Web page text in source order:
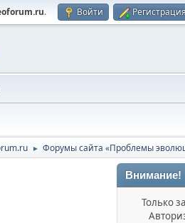
. Войти
► Форумы сайта «Проблемы
Внимание!
Только